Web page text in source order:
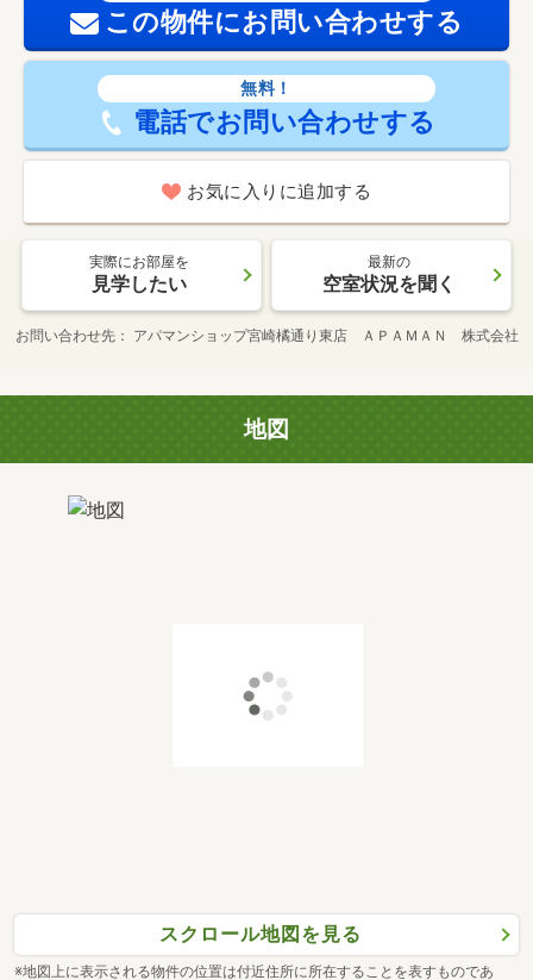
この物件にお問い合わせする
無料！
電話でお問い合わせする
お気に入りに追加する
実際にお部屋を
見学したい
最新の
空室状況を聞く
お問い合わせ先 アパマンショップ宮崎橘通り東店 ＡＰＡＭＡＮ 株式会社
地図
スクロール地図を見る
※地図上に表示される物件の位置は付近住所に所在することを表すものであ